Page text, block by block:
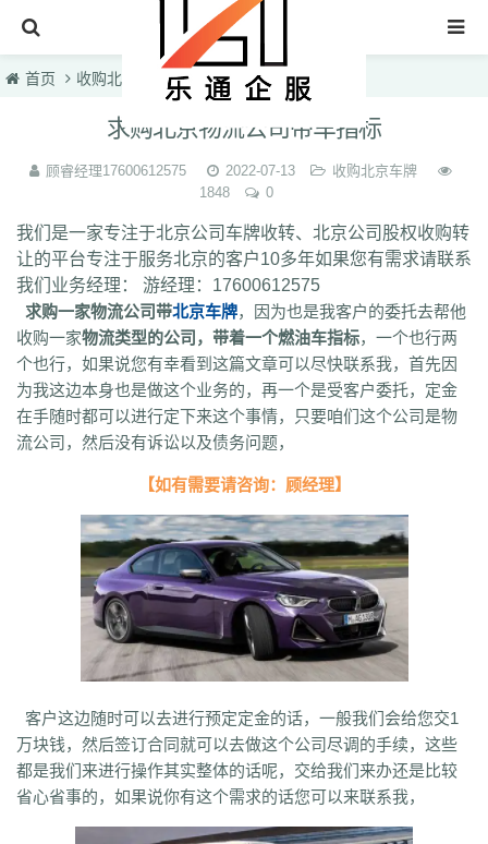
首页
北京车牌转让
车牌转让知识
联系我们
首页 收购北京车牌 文章正文
求购北京物流公司带车指标
顾睿经理17600612575 2022-07-13
收购北京车牌
1848
0
我们是一家专注于北京公司车牌收转、北京公司股权收购转
让的平台专注于服务北京的客户10多年如果您有需求请联系
我们业务经理： 游经理：17600612575
求购一家物流公司带北京车牌，因为也是我客户的委托去帮他
收购一家物流类型的公司，带着一个燃油车指标，一个也行两
个也行，如果说您有幸看到这篇文章可以尽快联系我，首先因
为我这边本身也是做这个业务的，再一个是受客户委托，定金
在手随时都可以进行定下来这个事情，只要咱们这个公司是物
流公司，然后没有诉讼以及债务问题，
【如有需要请咨询：顾经理】
客户这边随时可以去进行预定定金的话，一般我们会给您交1
万块钱，然后签订合同就可以去做这个公司尽调的手续，这些
都是我们来进行操作其实整体的话呢，交给我们来办还是比较
省心省事的，如果说你有这个需求的话您可以来联系我，